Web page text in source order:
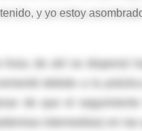
y yo estoy
de ahí se dispersó
debido a la práctica
de que el seguimiento
intermedias) en las